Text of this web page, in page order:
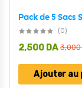
(0)
3,000
2,500 DA
Ajouter au